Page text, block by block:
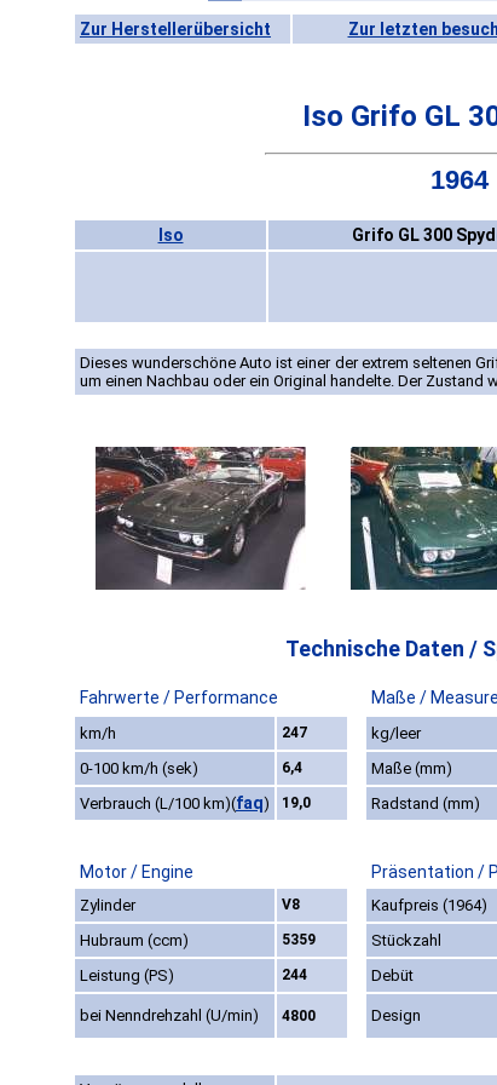
Zur Herstellerübersicht Zur letzten
Iso Grifo GL
1964
Iso Grifo GL 300
Dieses wunderschöne Auto ist einer der extrem seltenen
um einen Nachbau oder ein Original handelte. Der Zustand
Technische Daten /
Fahrwerte / Performance Maße /
km/h 247 kg/leer
0-100 km/h (sek) 6,4 Maße (mm)
Verbrauch (L/100 km)(faq) 19,0 Radstand (mm)
Motor / Engine Präsentation /
Zylinder V8
Kaufpreis (1964)
Hubraum (ccm)
5359 Stückzahl
Leistung (PS) 244 Debüt
bei Nenndrehzahl (U/min) 4800 Design